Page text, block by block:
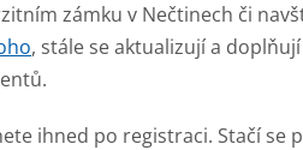
zámku v Nečtinech či
, stále se aktualizují a
ihned po registraci. Stačí se